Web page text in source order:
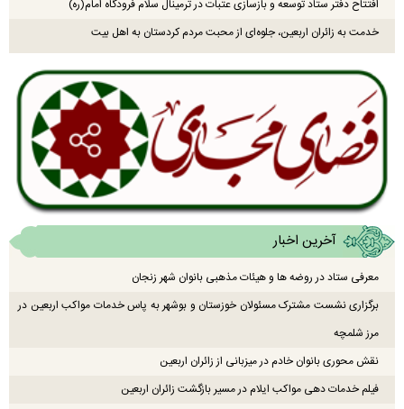
افتتاح دفتر ستاد توسعه و بازسازی عتبات در ترمینال سلام فرودگاه امام(ره)
خدمت به زائران اربعین، جلوه‌ای از محبت مردم کردستان به اهل بیت
آخرین اخبار
معرفی ستاد در روضه ها و هیئات مذهبی بانوان شهر زنجان
برگزاری نشست مشترک مسئولان خوزستان و بوشهر به پاس خدمات مواکب اربعین در
مرز شلمچه
نقش محوری بانوان خادم در میزبانی از زائران اربعین
فیلم خدمات دهی مواکب ایلام در مسیر بازگشت زائران اربعین